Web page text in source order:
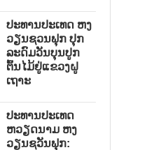
ປະທານປະເທດ ຫງ
ວຽນຊວນຟຸກ ປຸກ
ລະດົມວັນບຸນປູກ
ຕົ້ນໄມ້ຢູ່ແຂວງຝູ
ເຖາະ
ປະທານປະເທດ
ຫວຽດນາມ ຫງ
ວຽນຊວັນຟຸກ: